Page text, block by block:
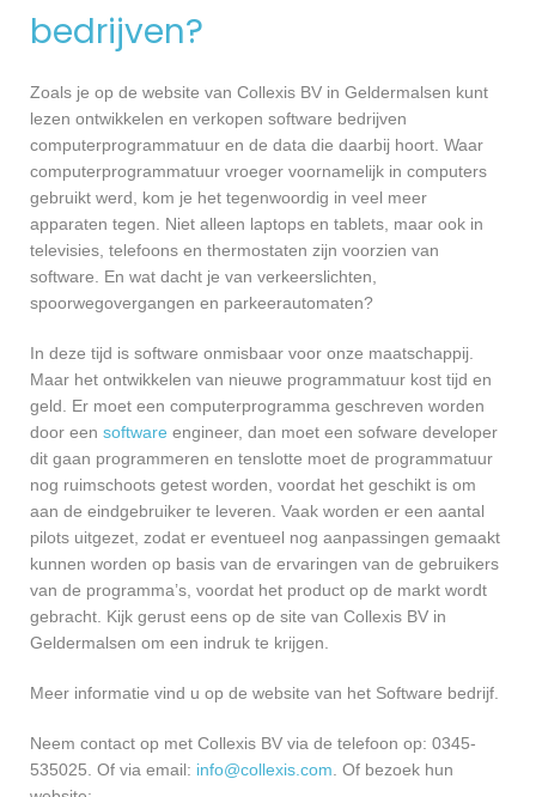
bedrijven?
Zoals je op de website van Collexis BV in Geldermalsen kunt
lezen ontwikkelen en verkopen software bedrijven
computerprogrammatuur en de data die daarbij hoort. Waar
computerprogrammatuur vroeger voornamelijk in computers
gebruikt werd, kom je het tegenwoordig in veel meer
apparaten tegen. Niet alleen laptops en tablets, maar ook in
televisies, telefoons en thermostaten zijn voorzien van
software. En wat dacht je van verkeerslichten,
spoorwegovergangen en parkeerautomaten?
In deze tijd is software onmisbaar voor onze maatschappij.
Maar het ontwikkelen van nieuwe programmatuur kost tijd en
geld. Er moet een computerprogramma geschreven worden
door een software engineer, dan moet een sofware developer
dit gaan programmeren en tenslotte moet de programmatuur
nog ruimschoots getest worden, voordat het geschikt is om
aan de eindgebruiker te leveren. Vaak worden er een aantal
pilots uitgezet, zodat er eventueel nog aanpassingen gemaakt
kunnen worden op basis van de ervaringen van de gebruikers
van de programma’s, voordat het product op de markt wordt
gebracht. Kijk gerust eens op de site van Collexis BV in
Geldermalsen om een indruk te krijgen.
Meer informatie vind u op de website van het Software bedrijf.
Neem contact op met Collexis BV via de telefoon op: 0345-
535025. Of via email: info@collexis.com . Of bezoek hun